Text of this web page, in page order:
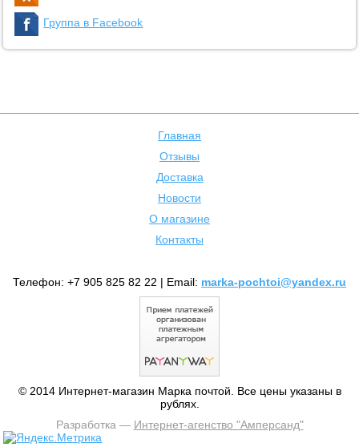
Группа в Facebook
Главная
Отзывы
Доставка
Новости
О магазине
Контакты
Телефон: +7 905 825 82 22 | Email: marka-pochtoi@yandex.ru
© 2014 Интернет-магазин Марка почтой. Все цены указаны в
рублях.
Разработка — Интернет-агенство "Амперсанд"